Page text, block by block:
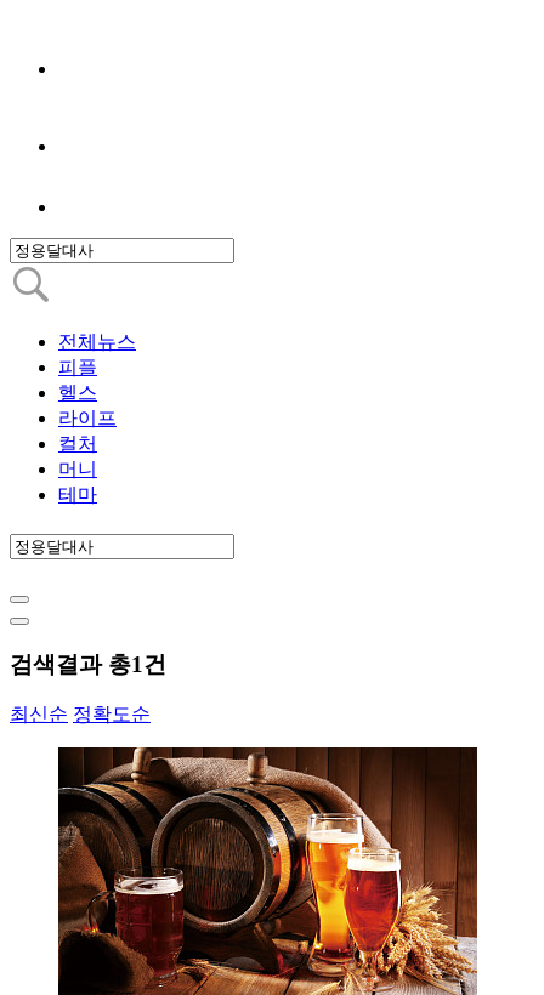
전체뉴스
피플
헬스
라이프
컬처
머니
테마
검색결과 총1건
최신순 정확도순